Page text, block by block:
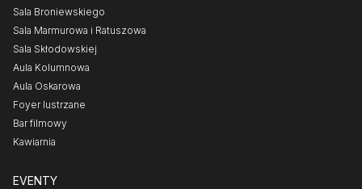
Sala Broniewskiego
Sala Marmurowa i Ratuszowa
Sala Skłodowskiej
Aula Kolumnowa
Aula Oskarowa
Foyer lustrzane
Bar filmowy
Kawiarnia
EVENTY